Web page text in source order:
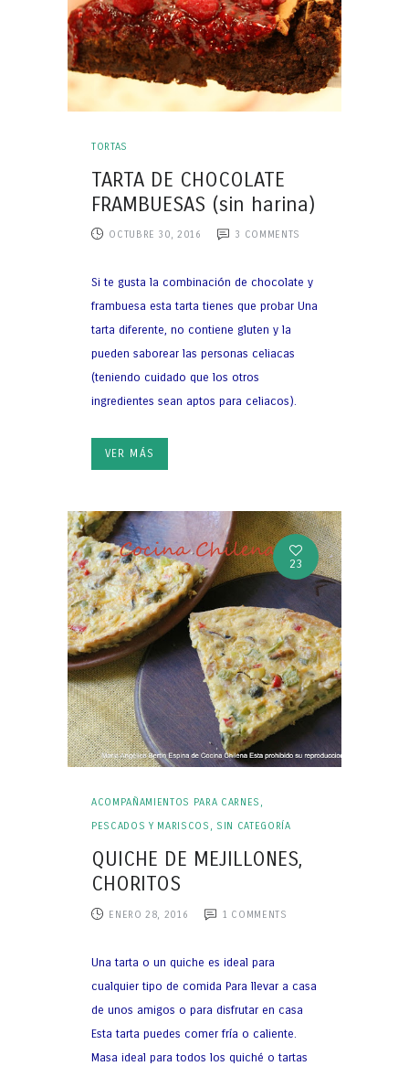
TORTAS
TARTA DE CHOCOLATE
FRAMBUESAS (sin harina)
OCTUBRE 30, 2016 3 COMMENTS
Si te gusta la combinación de chocolate y
frambuesa esta tarta tienes que probar Una
tarta diferente, no contiene gluten y la
pueden saborear las personas celiacas
(teniendo cuidado que los otros
ingredientes sean aptos para celiacos).
VER MÁS
23
ACOMPAÑAMIENTOS PARA CARNES ,
PESCADOS Y MARISCOS , SIN CATEGORÍA
QUICHE DE MEJILLONES,
CHORITOS
ENERO 28, 2016 1 COMMENTS
Una tarta o un quiche es ideal para
cualquier tipo de comida Para llevar a casa
de unos amigos o para disfrutar en casa
Esta tarta puedes comer fría o caliente.
Masa ideal para todos los quiché o tartas